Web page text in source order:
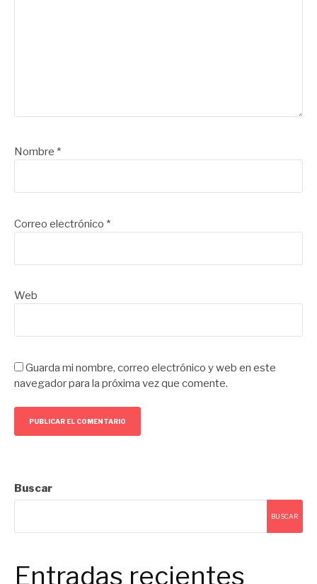
Nombre *
Correo electrónico *
Web
Guarda mi nombre, correo electrónico y web en este
navegador para la próxima vez que comente.
Buscar
BUSCAR
Entradas recientes